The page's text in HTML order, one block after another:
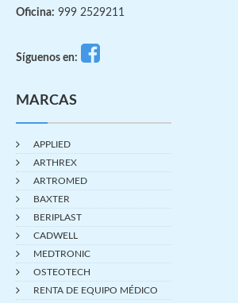
Oficina: 999 2529211
Síguenos en:
MARCAS
APPLIED
ARTHREX
ARTROMED
BAXTER
BERIPLAST
CADWELL
MEDTRONIC
OSTEOTECH
RENTA DE EQUIPO MÉDICO